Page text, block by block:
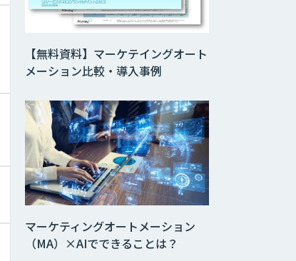
【無料資料】マーケテイングオート
メーション比較・導入事例
マーケティングオートメーション
（MA）×AIでできることは？